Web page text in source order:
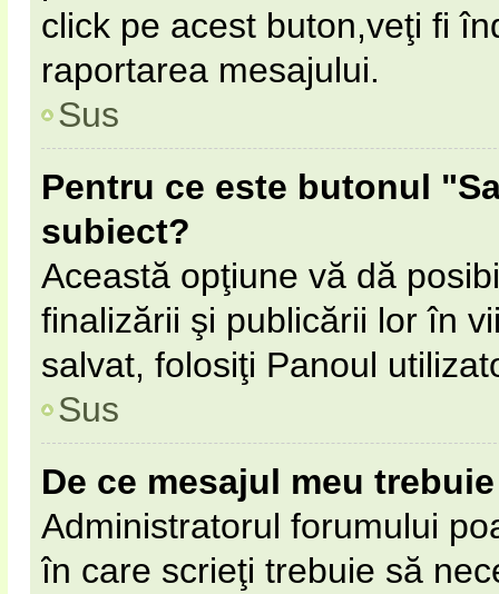
click pe acest buton,veţi fi
raportarea mesajului.
Sus
Pentru ce este butonul
subiect?
Această opţiune vă dă
finalizării şi publicării lor în
salvat, folosiţi Panoul
Sus
De ce mesajul meu
Administratorul forumului
în care scrieţi trebuie să